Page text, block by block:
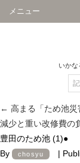
メニュー
いかな
← 高まる「ため池
減少と重い改修費の
豊田のため池 (1)●
By
chosyu |